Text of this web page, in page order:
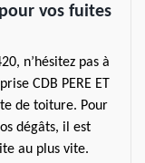
pour vos fuites
n’hésitez pas à
CDB PERE ET
de toiture. Pour
dégâts, il est
au plus vite.